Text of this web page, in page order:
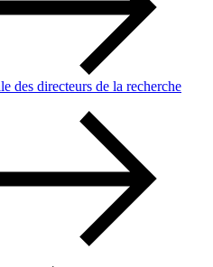
des directeurs de la recherche